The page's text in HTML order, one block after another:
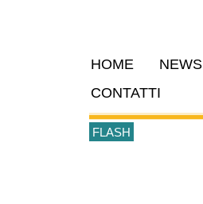
HOME NEWS
CONTATTI
FLASH